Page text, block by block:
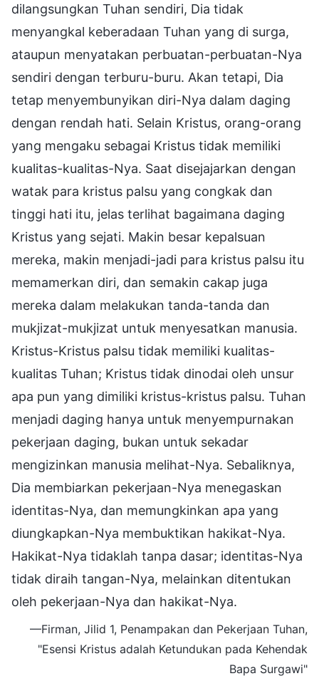
dilangsungkan Tuhan sendiri, Dia tidak
menyangkal keberadaan Tuhan yang di surga,
ataupun menyatakan perbuatan-perbuatan-Nya
sendiri dengan terburu-buru. Akan tetapi, Dia
tetap menyembunyikan diri-Nya dalam daging
dengan rendah hati. Selain Kristus, orang-orang
yang mengaku sebagai Kristus tidak memiliki
kualitas-kualitas-Nya. Saat disejajarkan dengan
watak para kristus palsu yang congkak dan
tinggi hati itu, jelas terlihat bagaimana daging
Kristus yang sejati. Makin besar kepalsuan
mereka, makin menjadi-jadi para kristus palsu itu
memamerkan diri, dan semakin cakap juga
mereka dalam melakukan tanda-tanda dan
mukjizat-mukjizat untuk menyesatkan manusia.
Kristus-Kristus palsu tidak memiliki kualitas-
kualitas Tuhan; Kristus tidak dinodai oleh unsur
apa pun yang dimiliki kristus-kristus palsu. Tuhan
menjadi daging hanya untuk menyempurnakan
pekerjaan daging, bukan untuk sekadar
mengizinkan manusia melihat-Nya. Sebaliknya,
Dia membiarkan pekerjaan-Nya menegaskan
identitas-Nya, dan memungkinkan apa yang
diungkapkan-Nya membuktikan hakikat-Nya.
Hakikat-Nya tidaklah tanpa dasar; identitas-Nya
tidak diraih tangan-Nya, melainkan ditentukan
oleh pekerjaan-Nya dan hakikat-Nya.
—Firman, Jilid 1, Penampakan dan Pekerjaan Tuhan,
"Esensi Kristus adalah Ketundukan pada Kehendak
Bapa Surgawi"